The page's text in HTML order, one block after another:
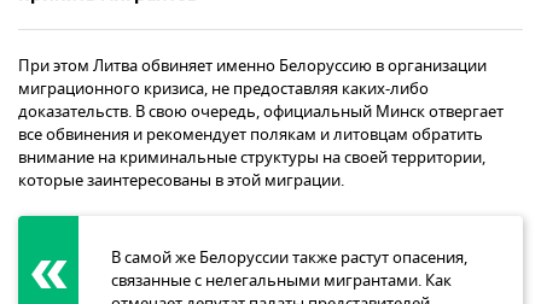
При этом Литва обвиняет именно Белоруссию в организации
миграционного кризиса, не предоставляя каких-либо
доказательств. В свою очередь, официальный Минск отвергает
все обвинения и рекомендует полякам и литовцам обратить
внимание на криминальные структуры на своей территории,
которые заинтересованы в этой миграции.
В самой же Белоруссии также растут опасения,
связанные с нелегальными мигрантами. Как